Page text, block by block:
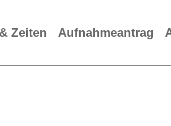
Zeiten Aufnahmeantrag